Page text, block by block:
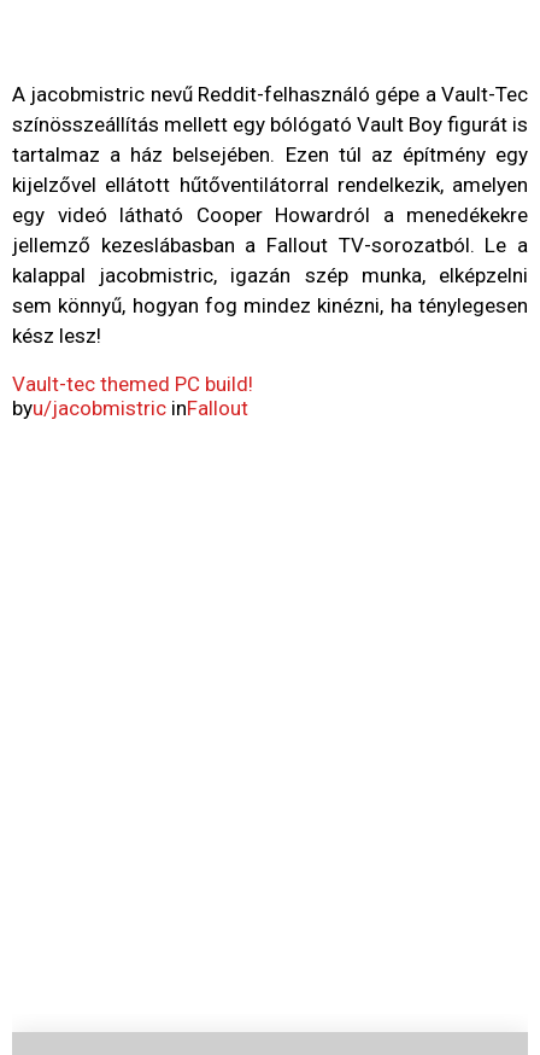
A jacobmistric nevű Reddit-felhasználó gépe a Vault-Tec
színösszeállítás mellett egy bólógató Vault Boy figurát is
tartalmaz a ház belsejében. Ezen túl az építmény egy
kijelzővel ellátott hűtőventilátorral rendelkezik, amelyen
egy videó látható Cooper Howardról a menedékekre
jellemző kezeslábasban a Fallout TV-sorozatból. Le a
kalappal jacobmistric, igazán szép munka, elképzelni
sem könnyű, hogyan fog mindez kinézni, ha ténylegesen
kész lesz!
Vault-tec themed PC build!
byu/jacobmistric inFallout